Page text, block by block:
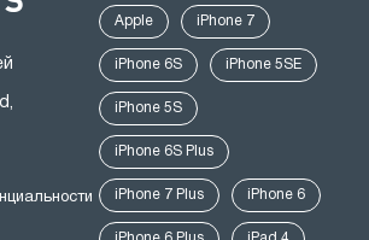
Apple iPhone 7
iPhone 6S iPhone 5SE
iPhone 5S
iPhone 6S Plus
iPhone 7 Plus iPhone 6